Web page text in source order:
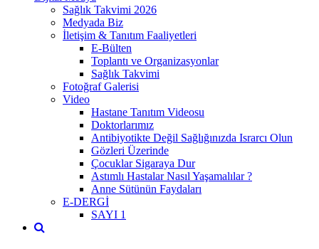
Sağlık Takvimi 2026
Medyada Biz
İletişim & Tanıtım Faaliyetleri
E-Bülten
Toplantı ve Organizasyonlar
Sağlık Takvimi
Fotoğraf Galerisi
Video
Hastane Tanıtım Videosu
Doktorlarımız
Antibiyotikte Değil Sağlığınızda Israrcı Olun
Gözleri Üzerinde
Çocuklar Sigaraya Dur
Astımlı Hastalar Nasıl Yaşamalılar ?
Anne Sütünün Faydaları
E-DERGİ
SAYI 1